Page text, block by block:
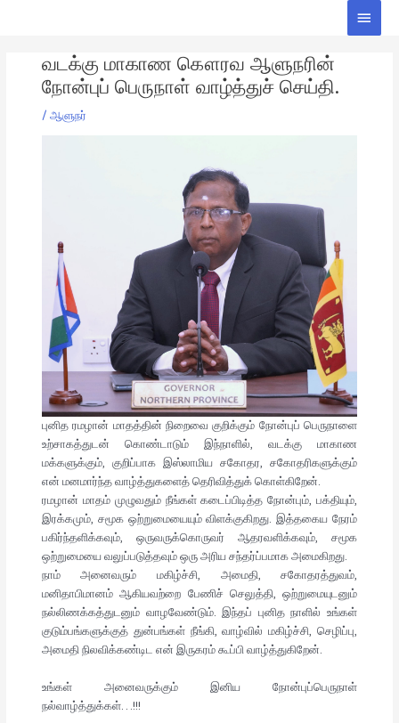
Main
வடக்கு மாகாண கௌரவ ஆளுநரின்
நோன்புப் பெருநாள் வாழ்த்துச் செய்தி.
/ ஆளுநர்
புனித ரமழான் மாதத்தின் நிறைவை குறிக்கும் நோன்புப் பெருநாளை
உற்சாகத்துடன் கொண்டாடும் இந்நாளில், வடக்கு மாகாண
மக்களுக்கும், குறிப்பாக இஸ்லாமிய சகோதர, சகோதரிகளுக்கும்
என் மனமார்ந்த வாழ்த்துகளைத் தெரிவித்துக் கொள்கிறேன்.
ரமழான் மாதம் முழுவதும் நீங்கள் கடைப்பிடித்த நோன்பும், பக்தியும்,
இரக்கமும், சமூக ஒற்றுமையையும் விளக்குகிறது. இத்தகைய நேரம்
பகிர்ந்தளிக்கவும், ஒருவருக்கொருவர் ஆதரவளிக்கவும், சமூக
ஒற்றுமையை வலுப்படுத்தவும் ஒரு அரிய சந்தர்ப்பமாக அமைகிறது.
நாம் அனைவரும் மகிழ்ச்சி, அமைதி, சகோதரத்துவம்,
மனிதாபிமானம் ஆகியவற்றை பேணிச் செலுத்தி, ஒற்றுமையுடனும்
நல்லிணக்கத்துடனும் வாழவேண்டும். இந்தப் புனித நாளில் உங்கள்
குடும்பங்களுக்குத் துன்பங்கள் நீங்கி, வாழ்வில் மகிழ்ச்சி, செழிப்பு,
அமைதி நிலவிக்கண்டிட என் இருகரம் கூப்பி வாழ்த்துகிறேன்.
உங்கள் அனைவருக்கும் இனிய நோன்புப்பெருநாள்
நல்வாழ்த்துக்கள்…!!!
navigation